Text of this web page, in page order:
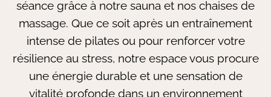
séance grâce à notre sauna et nos chaises de
massage. Que ce soit après un entraînement
intense de pilates ou pour renforcer votre
résilience au stress, notre espace vous procure
une énergie durable et une sensation de
vitalité profonde dans un environnement